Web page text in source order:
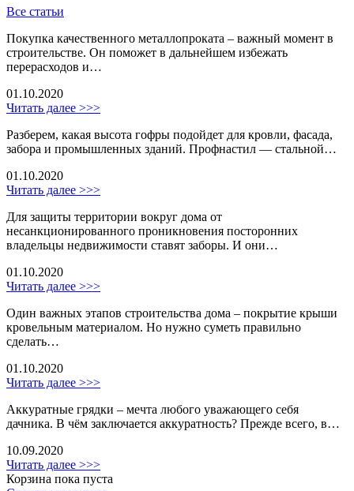
Все статьи
Покупка качественного металлопроката – важный момент в
строительстве. Он поможет в дальнейшем избежать
перерасходов и…
01.10.2020
Читать далее >>>
Разберем, какая высота гофры подойдет для кровли, фасада,
забора и промышленных зданий. Профнастил — стальной…
01.10.2020
Читать далее >>>
Для защиты территории вокруг дома от
несанкционированного проникновения посторонних
владельцы недвижимости ставят заборы. И они…
01.10.2020
Читать далее >>>
Один важных этапов строительства дома – покрытие крыши
кровельным материалом. Но нужно суметь правильно
сделать…
01.10.2020
Читать далее >>>
Аккуратные грядки – мечта любого уважающего себя
дачника. В чём заключается аккуратность? Прежде всего, в…
10.09.2020
Читать далее >>>
Корзина пока пуста